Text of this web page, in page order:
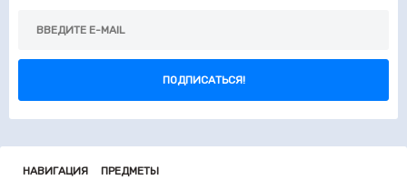
ПОДПИСАТЬСЯ!
НАВИГАЦИЯ ПРЕДМЕТЫ